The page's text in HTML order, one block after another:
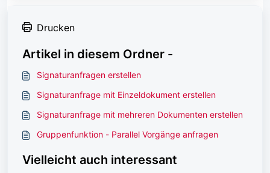
Drucken
Artikel in diesem Ordner -
Signaturanfragen erstellen
Signaturanfrage mit Einzeldokument erstellen
Signaturanfrage mit mehreren Dokumenten erstellen
Gruppenfunktion - Parallel Vorgänge anfragen
Vielleicht auch interessant